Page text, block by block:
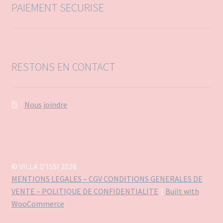
PAIEMENT SECURISE
RESTONS EN CONTACT
Nous joindre
© VILLA D'ISSI 2026
MENTIONS LEGALES – CGV CONDITIONS GENERALES DE
VENTE – POLITIQUE DE CONFIDENTIALITE
Built with
WooCommerce.